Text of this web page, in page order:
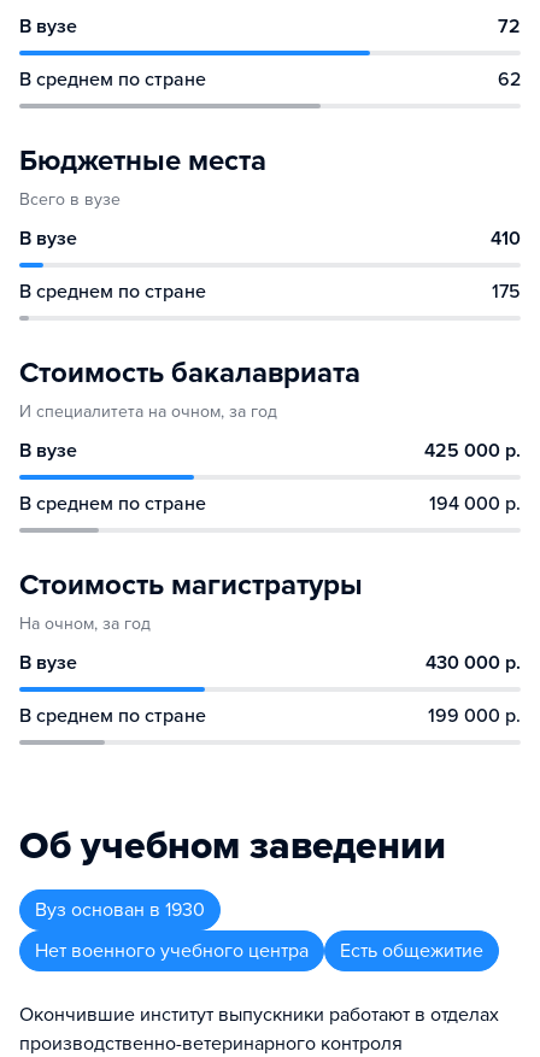
В вузе 72
В среднем по стране 62
Бюджетные места
Всего в вузе
В вузе 410
В среднем по стране 175
Стоимость бакалавриата
И специалитета на очном, за год
В вузе 425 000 р.
В среднем по стране 194 000 р.
Стоимость магистратуры
На очном, за год
В вузе 430 000 р.
В среднем по стране 199 000 р.
Об учебном заведении
Вуз основан в 1930
Нет военного учебного центра
Есть общежитие
Окончившие институт выпускники работают в отделах
производственно-ветеринарного контроля